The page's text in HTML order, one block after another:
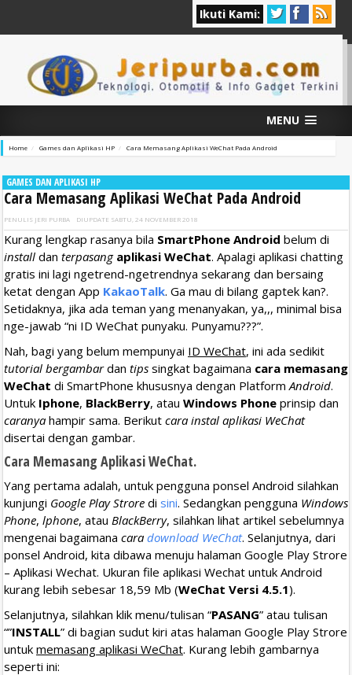
Ikuti Kami:
MENU
Home Games dan Aplikasi HP Cara Memasang Aplikasi WeChat Pada Android
GAMES DAN APLIKASI HP
Cara Memasang Aplikasi WeChat Pada Android
PENULIS JERI PURBA DIUPDATE SABTU, 24 NOVEMBER 2018
Kurang lengkap rasanya bila SmartPhone Android belum di
install dan terpasang aplikasi WeChat. Apalagi aplikasi chatting
gratis ini lagi ngetrend-ngetrendnya sekarang dan bersaing
ketat dengan App KakaoTalk. Ga mau di bilang gaptek kan?.
Setidaknya, jika ada teman yang menanyakan, ya,,, minimal bisa
nge-jawab “ni ID WeChat punyaku. Punyamu???”.
Nah, bagi yang belum mempunyai ID WeChat, ini ada sedikit
tutorial bergambardan tips singkat bagaimana cara memasang
WeChat di SmartPhone khususnya dengan Platform Android.
Untuk Iphone, BlackBerry, atau Windows Phone prinsip dan
caranya hampir sama. Berikut cara instal aplikasi WeChat
disertai dengan gambar.
Cara Memasang Aplikasi WeChat.
Yang pertama adalah, untuk pengguna ponsel Android silahkan
kunjungi Google Play Strore di sini. Sedangkan pengguna Windows
Phone, lphone, atau BlackBerry, silahkan lihat artikel sebelumnya
mengenai bagaimana cara download WeChat. Selanjutnya, dari
ponsel Android, kita dibawa menuju halaman Google Play Strore
– Aplikasi Wechat. Ukuran file aplikasi Wechat untuk Android
kurang lebih sebesar 18,59 Mb (WeChat Versi 4.5.1).
Selanjutnya, silahkan klik menu/tulisan “PASANG” atau tulisan
“”INSTALL” di bagian sudut kiri atas halaman Google Play Strore
untuk memasang aplikasi WeChat. Kurang lebih gambarnya
seperti ini: